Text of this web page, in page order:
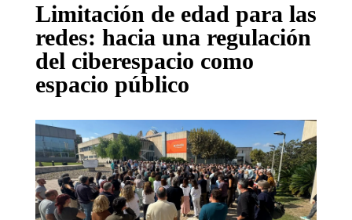
Limitación de edad para las
redes: hacia una regulación
del ciberespacio como
espacio público